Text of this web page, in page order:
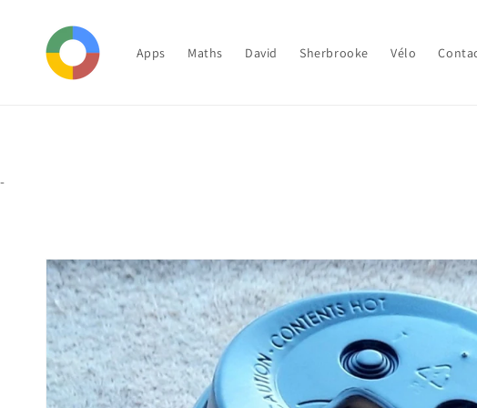
contenu
Apps Maths David Sherbrooke Vélo
-
Passer aux
informations
produits